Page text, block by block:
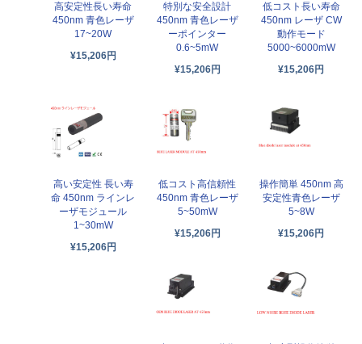
高安定性長い寿命
450nm 青色レーザ
17~20W
¥15,206円
特別な安全設計
450nm 青色レーザ
ーポインター
0.6~5mW
¥15,206円
低コスト長い寿命
450nm レーザ CW
動作モード
5000~6000mW
¥15,206円
高い安定性 長い寿
命 450nm ラインレ
ーザモジュール
1~30mW
¥15,206円
低コスト高信頼性
450nm 青色レーザ
5~50mW
¥15,206円
操作簡単 450nm 高
安定性青色レーザ
5~8W
¥15,206円